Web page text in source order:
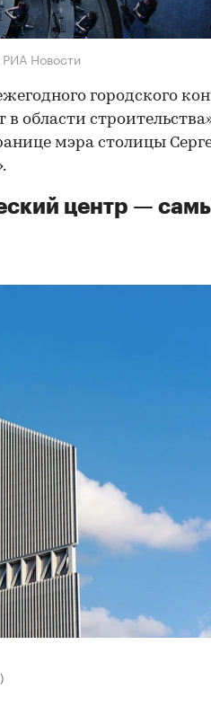
Новости
городского
области
мэра столицы
центр —